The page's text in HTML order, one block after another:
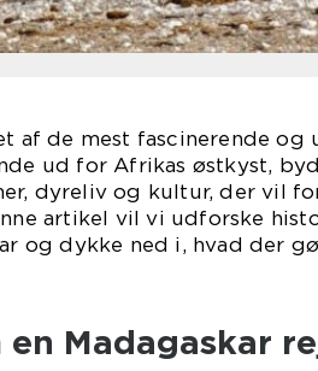
af de mest fascinerende og
ud for Afrikas østkyst,
dyreliv og kultur, der vil
artikel vil vi udforske
og dykke ned i, hvad der
Madagaskar